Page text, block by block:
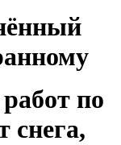
по
снега,